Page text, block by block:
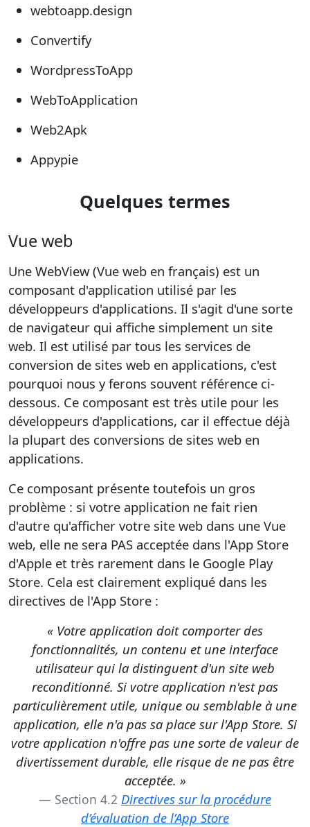
webtoapp.design
Convertify
WordpressToApp
WebToApplication
Web2Apk
Appypie
Quelques termes
Vue web
Une WebView (Vue web en français) est un
composant d'application utilisé par les
développeurs d'applications. Il s'agit d'une sorte
de navigateur qui affiche simplement un site
web. Il est utilisé par tous les services de
conversion de sites web en applications, c'est
pourquoi nous y ferons souvent référence ci-
dessous. Ce composant est très utile pour les
développeurs d'applications, car il effectue déjà
la plupart des conversions de sites web en
applications.
Ce composant présente toutefois un gros
problème : si votre application ne fait rien
d'autre qu'afficher votre site web dans une Vue
web, elle ne sera PAS acceptée dans l'App Store
d'Apple et très rarement dans le Google Play
Store. Cela est clairement expliqué dans les
directives de l'App Store :
« Votre application doit comporter des
fonctionnalités, un contenu et une interface
utilisateur qui la distinguent d'un site web
reconditionné. Si votre application n'est pas
particulièrement utile, unique ou semblable à une
application, elle n'a pas sa place sur l'App Store. Si
votre application n'offre pas une sorte de valeur de
divertissement durable, elle risque de ne pas être
acceptée. »
Section 4.2 Directives sur la procédure
d’évaluation de l’App Store